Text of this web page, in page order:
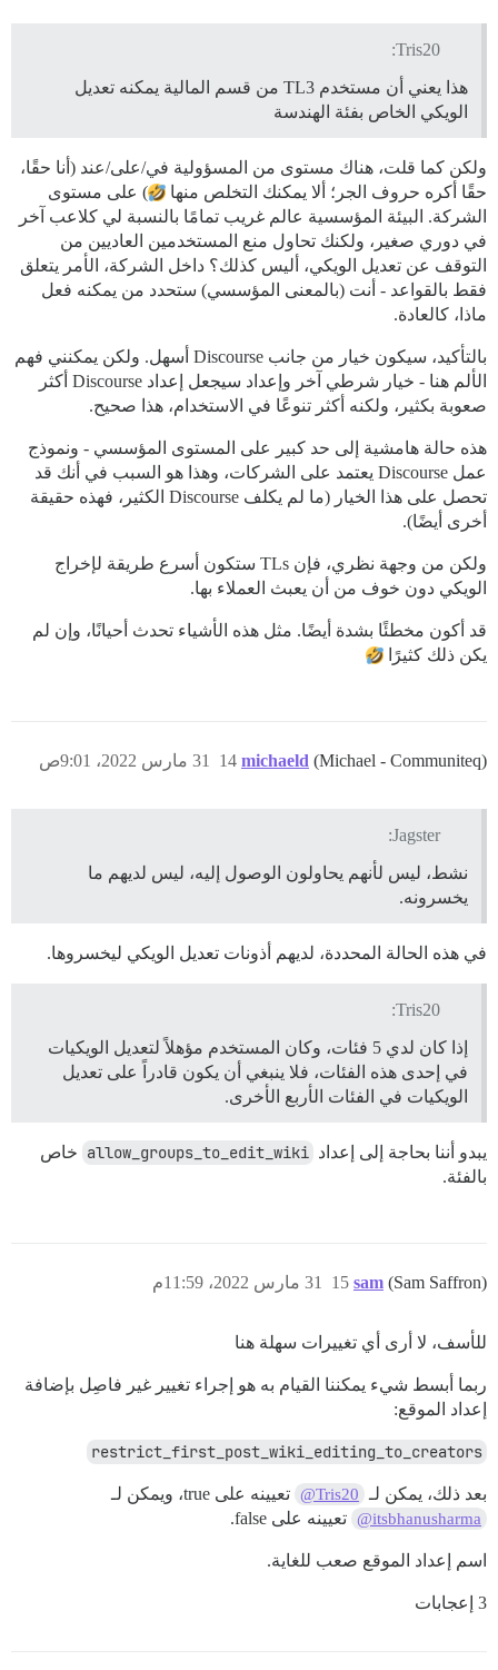
Tris20:
هذا يعني أن مستخدم TL3 من قسم المالية يمكنه تعديل
الويكي الخاص بفئة الهندسة
ولكن كما قلت، هناك مستوى من المسؤولية في/على/عند (أنا حقًا،
حقًا أكره حروف الجر؛ ألا يمكنك التخلص منها
) على مستوى
الشركة. البيئة المؤسسية عالم غريب تمامًا بالنسبة لي كلاعب آخر
في دوري صغير، ولكنك تحاول منع المستخدمين العاديين من
التوقف عن تعديل الويكي، أليس كذلك؟ داخل الشركة، الأمر يتعلق
فقط بالقواعد - أنت (بالمعنى المؤسسي) ستحدد من يمكنه فعل
ماذا، كالعادة.
بالتأكيد، سيكون خيار من جانب Discourse أسهل. ولكن يمكنني فهم
الألم هنا - خيار شرطي آخر وإعداد سيجعل إعداد Discourse أكثر
صعوبة بكثير، ولكنه أكثر تنوعًا في الاستخدام، هذا صحيح.
هذه حالة هامشية إلى حد كبير على المستوى المؤسسي - ونموذج
عمل Discourse يعتمد على الشركات، وهذا هو السبب في أنك قد
تحصل على هذا الخيار (ما لم يكلف Discourse الكثير، فهذه حقيقة
أخرى أيضًا).
ولكن من وجهة نظري، فإن TLs ستكون أسرع طريقة لإخراج
الويكي دون خوف من أن يعبث العملاء بها.
قد أكون مخطئًا بشدة أيضًا. مثل هذه الأشياء تحدث أحيانًا، وإن لم
يكن ذلك كثيرًا
michaeld (Michael - Communiteq) 31 مارس 2022، 9:01ص 14
Jagster:
نشط، ليس لأنهم يحاولون الوصول إليه، ليس لديهم ما
يخسرونه.
في هذه الحالة المحددة، لديهم أذونات تعديل الويكي ليخسروها.
Tris20:
إذا كان لدي 5 فئات، وكان المستخدم مؤهلاً لتعديل الويكيات
في إحدى هذه الفئات، فلا ينبغي أن يكون قادراً على تعديل
الويكيات في الفئات الأربع الأخرى.
يبدو أننا بحاجة إلى إعداد allow_groups_to_edit_wiki خاص
بالفئة.
sam (Sam Saffron) 31 مارس 2022، 11:59م 15
للأسف، لا أرى أي تغييرات سهلة هنا
ربما أبسط شيء يمكننا القيام به هو إجراء تغيير غير فاصِل بإضافة
إعداد الموقع:
restrict_first_post_wiki_editing_to_creators
بعد ذلك، يمكن لـ @Tris20 تعيينه على true، ويمكن لـ
@itsbhanusharma تعيينه على false.
اسم إعداد الموقع صعب للغاية.
3 إعجابات